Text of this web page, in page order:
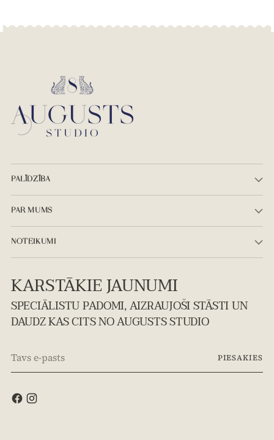
PALĪDZĪBA
PAR MUMS
NOTEIKUMI
KARSTĀKIE JAUNUMI
SPECIĀLISTU PADOMI, AIZRAUJOŠI STĀSTI UN
DAUDZ KAS CITS NO AUGUSTS STUDIO
e-
PIESAKIES